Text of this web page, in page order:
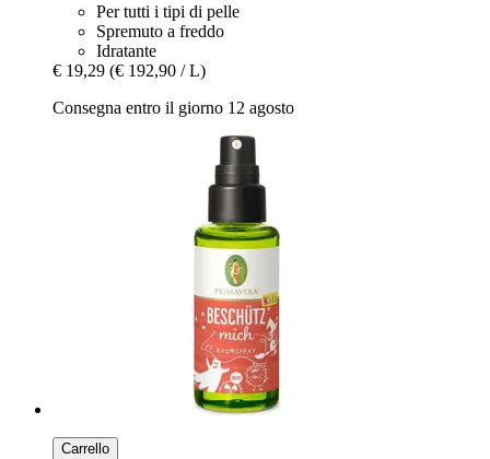
Per tutti i tipi di pelle
Spremuto a freddo
Idratante
€ 19,29 (€ 192,90 / L)
Consegna entro il giorno 12 agosto
Carrello